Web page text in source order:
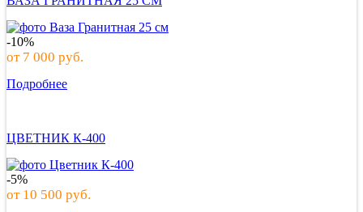
-10%
от 7 000 руб.
Подробнее
ЦВЕТНИК К-400
-5%
от 10 500 руб.